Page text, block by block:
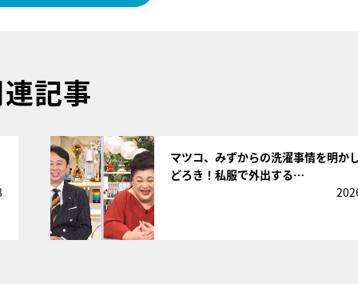
記事
マツコ、みずからの洗濯事情を明か
どろき！私服で外出する…